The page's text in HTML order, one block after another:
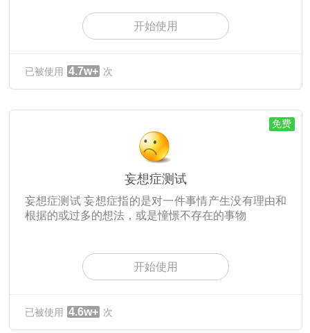
开始使用
已被使用 4.7w+ 次
免费
妄想症测试
妄想症测试 妄想症指的是对一件事情产生没有理由和
根据的或过多的想法，或是憧憬不存在的事物
开始使用
已被使用 4.6w+ 次